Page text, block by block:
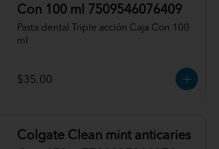
Con 100 ml 7509546076409
Pasta dental Triple acción Caja Con 100
ml
$35.00
Colgate Clean mint anticaries